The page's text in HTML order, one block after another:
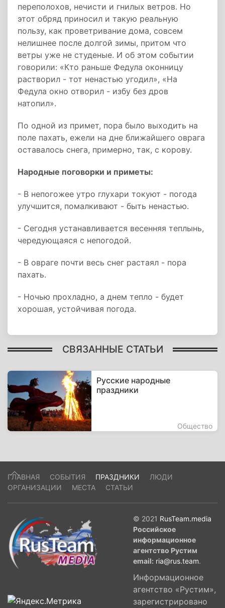
переполохов, нечисти и гнилых ветров. Но
этот обряд приносил и такую реальную
пользу, как проветривание дома, совсем
нелишнее после долгой зимы, притом что
ветры уже не студеные. И об этом событии
говорили: «Кто раньше Федула оконницу
растворил - тот ненастью угодил», «На
Федула окно отворил - избу без дров
натопил».
По одной из примет, пора было выходить на
поле пахать, ежели на дне ближайшего оврага
оставалось снега, примерно, так, с корову.
Народные поговорки и приметы:
- В непогожее утро глухари токуют - погода
улучшится, помалкивают - быть ненастью.
- Сегодня устанавливается весенняя теплынь,
чередующаяся с непогодой.
- В овраге почти весь снег растаял - пора
пахать.
- Ночью прохладно, а днем тепло - будет
хорошая, устойчивая погода.
СВЯЗАННЫЕ СТАТЬИ
Русские народные
праздники
Общество
ГЛАВНАЯ СОБЫТИЯ ПРАЗДНИКИ
ЛЮДИ
ОРГАНИЗАЦИИ
МЕСТА СТАТЬИ
© 2021 RusTeam.media
Российское
информационное
агентство Рустим
email: ria@rus.team.
Информационное
агентство «Рустим»,
зарегистрировано